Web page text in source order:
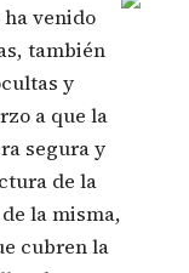
ha venido
también
y
a que la
segura y
de la
la misma,
cubren la